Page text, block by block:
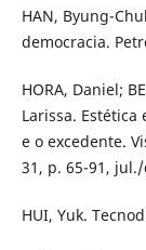
HAN, Byung-
democracia.
HORA, Daniel;
Larissa. Estética
e o excedente.
31, p. 65-91,
HUI, Yuk.